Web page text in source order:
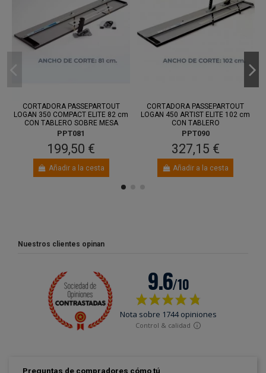
CORTADORA PASSEPARTOUT
LOGAN 350 COMPACT ELITE 82 cm
CON TABLERO SOBRE MESA
PPT081
199,50 €
Añadir a la cesta
CORTADORA PASSEPARTOUT
LOGAN 450 ARTIST ELITE 102 cm
CON TABLERO
PPT090
327,15 €
Añadir a la cesta
Nuestros clientes opinan
Preguntas de compradores cómo tú